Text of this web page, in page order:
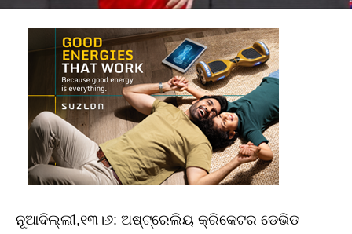
ନୂଆଦିଲ୍ଲୀ,୧୩।୬: ଅଷ୍ଟ୍ରେଲିୟ କ୍ରିକେଟର ଡେଭିଡ